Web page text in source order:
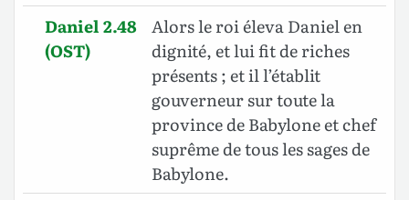
Daniel 2.48
(OST)
Alors le roi éleva Daniel en
dignité, et lui fit de riches
présents ; et il l’établit
gouverneur sur toute la
province de Babylone et chef
suprême de tous les sages de
Babylone.